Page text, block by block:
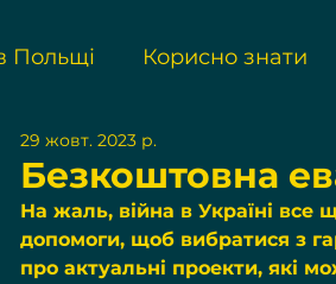
Польщі Корисно знати
Безкоштовна
29 жовт. 2023 р.
На жаль, війна в Україні все
допомоги, щоб вибратися з
про актуальні проекти, які